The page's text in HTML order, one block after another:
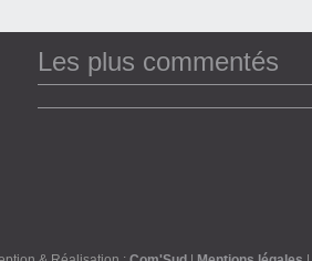
Les plus commentés